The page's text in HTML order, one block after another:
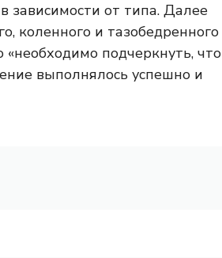
зависимости от типа. Далее
коленного и тазобедренного
«необходимо подчеркнуть, что
выполнялось успешно и